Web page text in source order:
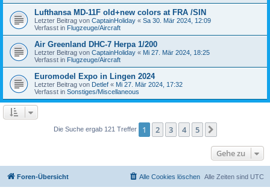
Lufthansa MD-11F old+new colors at FRA /SIN
Letzter Beitrag von CaptainHoliday « Sa 30. Mär 2024, 12:09
Verfasst in Flugzeuge/Aircraft
Air Greenland DHC-7 Herpa 1/200
Letzter Beitrag von CaptainHoliday « Mi 27. Mär 2024, 18:25
Verfasst in Flugzeuge/Aircraft
Euromodel Expo in Lingen 2024
Letzter Beitrag von Detlef « Mi 27. Mär 2024, 17:32
Verfasst in Sonstiges/Miscellaneous
Die Suche ergab 121 Treffer 1 2 3 4 5
Gehe zu
Foren-Übersicht Alle Zeiten sind UTC
Alle Cookies löschen